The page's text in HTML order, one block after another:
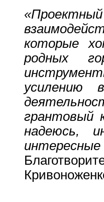
которые
родных
усилению
грантовый
надеюсь,